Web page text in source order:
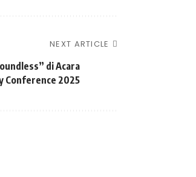
NEXT ARTICLE
di Acara
Conference 2025